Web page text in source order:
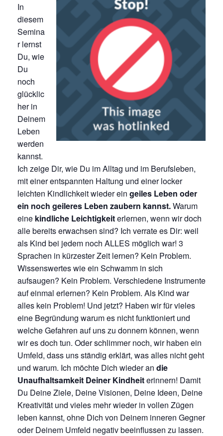
In
diesem
Semina
r lernst
Du, wie
Du
noch
glücklic
her in
Deinem
Leben
werden
kannst.
Ich zeige Dir, wie Du im Alltag und im Berufsleben,
mit einer entspannten Haltung und einer locker
leichten Kindlichkeit wieder ein geiles Leben oder
ein noch geileres Leben zaubern kannst.Warum
eine kindliche Leichtigkeiterlernen, wenn wir doch
alle bereits erwachsen sind? Ich verrate es Dir: weil
als Kind bei jedem noch ALLES möglich war! 3
Sprachen in kürzester Zeit lernen? Kein Problem.
Wissenswertes wie ein Schwamm in sich
aufsaugen? Kein Problem. Verschiedene Instrumente
auf einmal erlernen? Kein Problem. Als Kind war
alles kein Problem! Und jetzt? Haben wir für vieles
eine Begründung warum es nicht funktioniert und
welche Gefahren auf uns zu donnern können, wenn
wir es doch tun. Oder schlimmer noch, wir haben ein
Umfeld, dass uns ständig erklärt, was alles nicht geht
und warum. Ich möchte Dich wieder an die
Unaufhaltsamkeit Deiner Kindheiterinnern! Damit
Du Deine Ziele, Deine Visionen, Deine Ideen, Deine
Kreativität und vieles mehr wieder in vollen Zügen
leben kannst, ohne Dich von Deinem inneren Gegner
oder Deinem Umfeld negativ beeinflussen zu lassen.